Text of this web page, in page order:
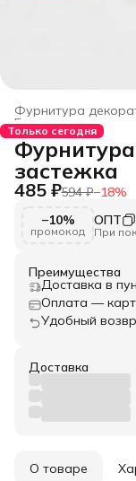
Фурнитура
Главная ›
Только сегодня
застежка
485 ₽594 ₽−18%
−10%
промокод
ОПТ
При
Преимущества
Доставка в
Оплата —
Удобный
Доставка
О товаре